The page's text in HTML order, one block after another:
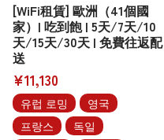
[WiFi租賃] 歐洲（41個國
家）| 吃到飽 | 5天/7天/10
天/15天/30天 | 免費往返配
送
¥11,130
유럽 로밍
영국
프랑스
독일